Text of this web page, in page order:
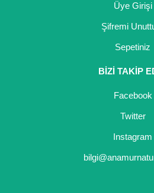
Üye Girişi
Şifremi
Sepetiniz
BİZİ TAKİP
Facebook
Twitter
Instagram